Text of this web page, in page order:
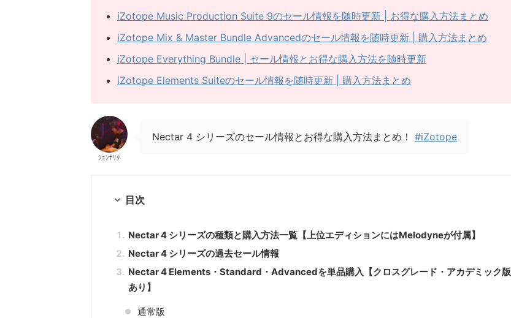
iZotope Music Production Suite 9のセール情報を随時更新 | お得な購入方法まとめ
iZotope Mix & Master Bundle Advancedのセール情報を随時更新 | 購入方法まとめ
iZotope Everything Bundle | セール情報とお得な購入方法を随時更新
iZotope Elements Suiteのセール情報を随時更新 | 購入方法まとめ
ｼｭﾝﾅﾘﾀ
Nectar 4 シリーズのセール情報とお得な購入方法まとめ！ #iZotope
目次
Nectar 4 シリーズの種類と購入方法一覧【上位エディションにはMelodyneが付属】
Nectar 4 シリーズの過去セール情報
Nectar 4 Elements・Standard・Advancedを単品購入【クロスグレード・アカデミック版
あり】
通常版